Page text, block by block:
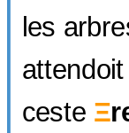
les
ceste Ξ